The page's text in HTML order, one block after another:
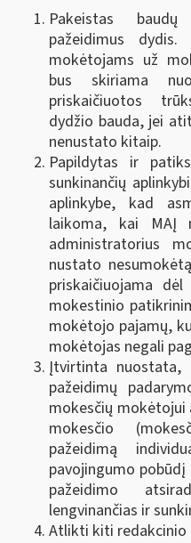
Pakeistas
pažeidimus dydis.
mokėtojams už
bus skiriama
priskaičiuotos
dydžio bauda, jei
nenustato kitaip.
Papildytas ir
sunkinančių
aplinkybe, kad
laikoma, kai MAĮ
administratorius
nustato
priskaičiuojama
mokestinio
mokėtojo pajamų,
mokėtojas negali
Įtvirtinta
pažeidimų
mokesčių mokėtojui
mokesčio
pažeidimą
pavojingumo
pažeidimo
lengvinančias ir
Atlikti kiti redakcinio